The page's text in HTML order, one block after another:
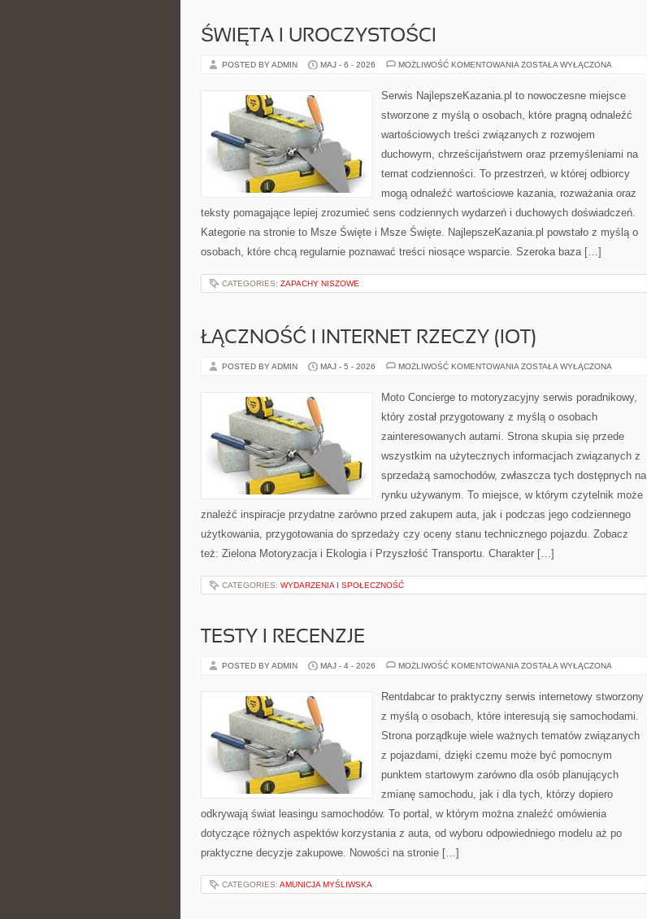
ŚWIĘTA I UROCZYSTOŚCI
POSTED BY ADMIN MAJ - 6 - 2026 MOŻLIWOŚĆ KOMENTOWANIA ŚWIĘTA
ZOSTAŁA WYŁĄCZONA
Serwis NajlepszeKazania.pl to nowoczesne miejsce
stworzone z myślą o osobach, które pragną odnaleźć
wartościowych treści związanych z rozwojem
duchowym, chrześcijaństwem oraz przemyśleniami na
temat codzienności. To przestrzeń, w której odbiorcy
mogą odnaleźć wartościowe kazania, rozważania oraz
teksty pomagające lepiej zrozumieć sens codziennych wydarzeń i duchowych doświadczeń.
Kategorie na stronie to Msze Święte i Msze Święte. NajlepszeKazania.pl powstało z myślą o
osobach, które chcą regularnie poznawać treści niosące wsparcie. Szeroka baza […]
CATEGORIES: ZAPACHY NISZOWE
ŁĄCZNOŚĆ I INTERNET RZECZY (IOT)
POSTED BY ADMIN MAJ - 5 - 2026 MOŻLIWOŚĆ KOMENTOWANIA ŁĄCZNOŚĆ
RZECZY
(IOT)
ZOSTAŁA WYŁĄCZONA
Moto Concierge to motoryzacyjny serwis poradnikowy,
który został przygotowany z myślą o osobach
zainteresowanych autami. Strona skupia się przede
wszystkim na użytecznych informacjach związanych z
sprzedażą samochodów, zwłaszcza tych dostępnych na
rynku używanym. To miejsce, w którym czytelnik może
znaleźć inspiracje przydatne zarówno przed zakupem auta, jak i podczas jego codziennego
użytkowania, przygotowania do sprzedaży czy oceny stanu technicznego pojazdu. Zobacz
też: Zielona Motoryzacja i Ekologia i Przyszłość Transportu. Charakter […]
CATEGORIES: WYDARZENIA I SPOŁECZNOŚĆ
TESTY I RECENZJE
POSTED BY ADMIN MAJ - 4 - 2026 MOŻLIWOŚĆ KOMENTOWANIA TESTY
ZOSTAŁA WYŁĄCZONA
Rentdabcar to praktyczny serwis internetowy stworzony
z myślą o osobach, które interesują się samochodami.
Strona porządkuje wiele ważnych tematów związanych
z pojazdami, dzięki czemu może być pomocnym
punktem startowym zarówno dla osób planujących
zmianę samochodu, jak i dla tych, którzy dopiero
odkrywają świat leasingu samochodów. To portal, w którym można znaleźć omówienia
dotyczące różnych aspektów korzystania z auta, od wyboru odpowiedniego modelu aż po
praktyczne decyzje zakupowe. Nowości na stronie […]
CATEGORIES: AMUNICJA MYŚLIWSKA